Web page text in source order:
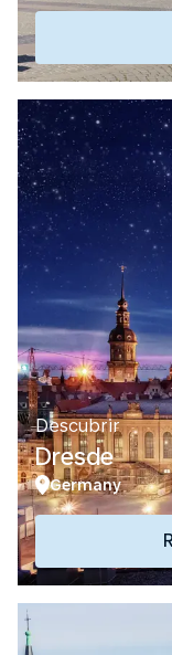
Descubrir
Dresde
Germany